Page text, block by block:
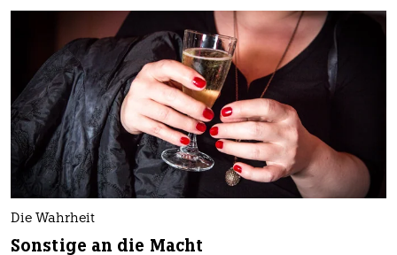
Die Wahrheit
Sonstige an die Macht